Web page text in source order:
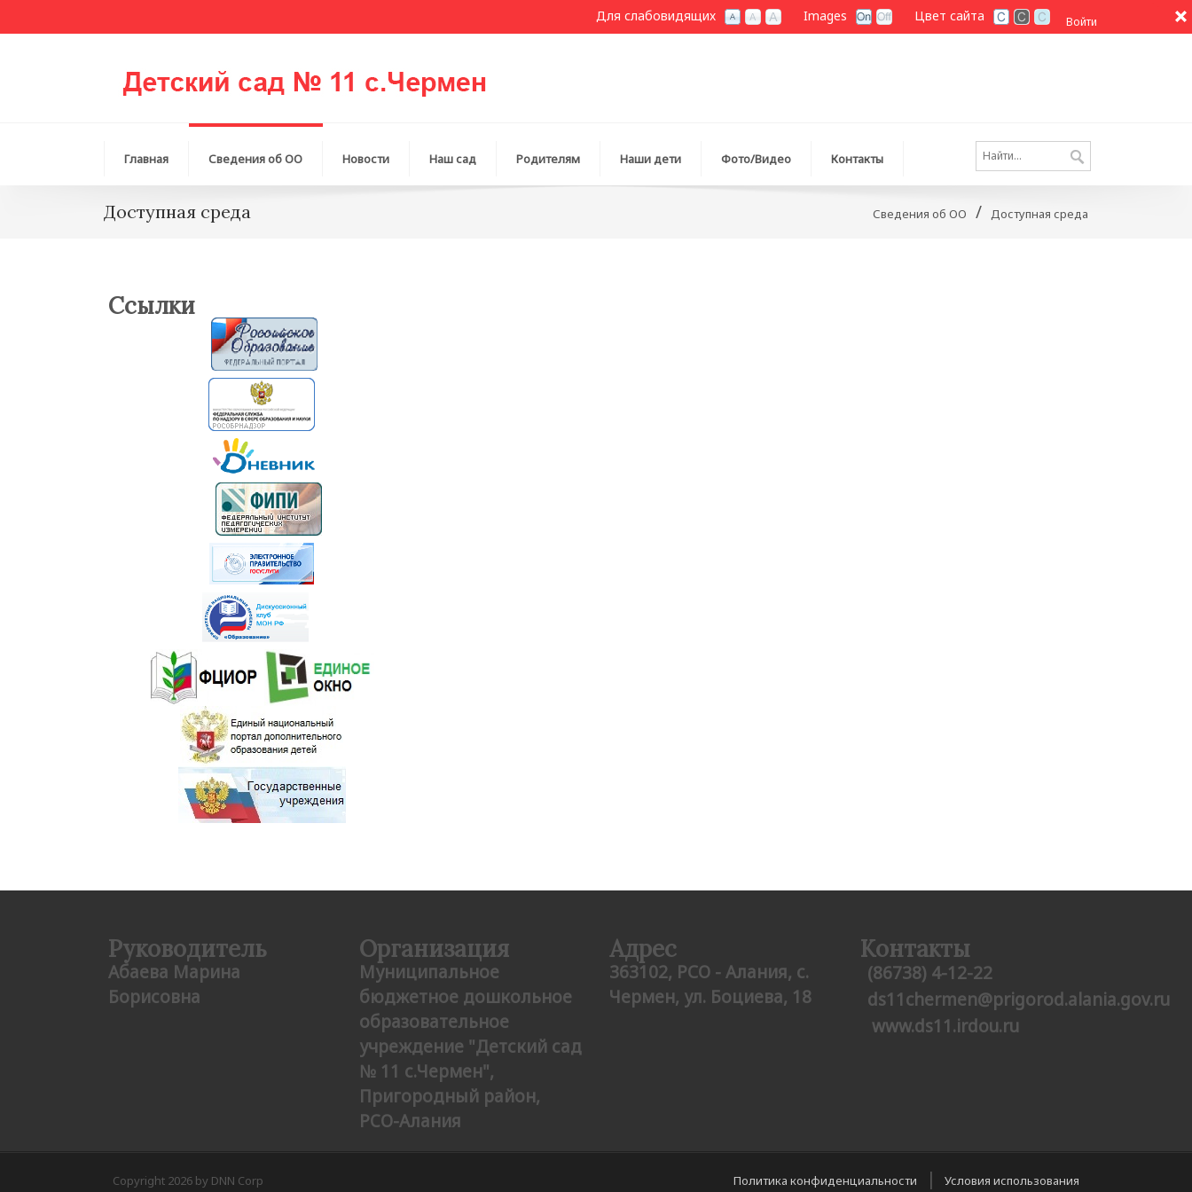
Войти
Цвет сайта
Images
Для слабовидящих
Главная Сведения об ОО Новости Наш сад Родителям Наши дети Фото/Видео Контакты
Доступная среда Сведения об ОО / Доступная среда
Ссылки
Руководитель
Абаева Марина
Борисовна
Организация
Муниципальное
бюджетное дошкольное
образовательное
учреждение "Детский сад
№ 11 с.Чермен",
Пригородный район,
РCО-Алания
Адрес
363102, РСО - Алания, с.
Чермен, ул. Боциева, 18
Контакты
(86738) 4-12-22
ds11chermen@prigorod.alania.gov.ru
www.ds11.irdou.ru
Copyright 2026 by DNN Corp Политика конфиденциальности | Условия использования